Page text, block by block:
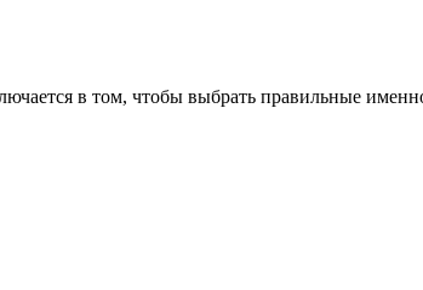
в том, чтобы выбрать правильные